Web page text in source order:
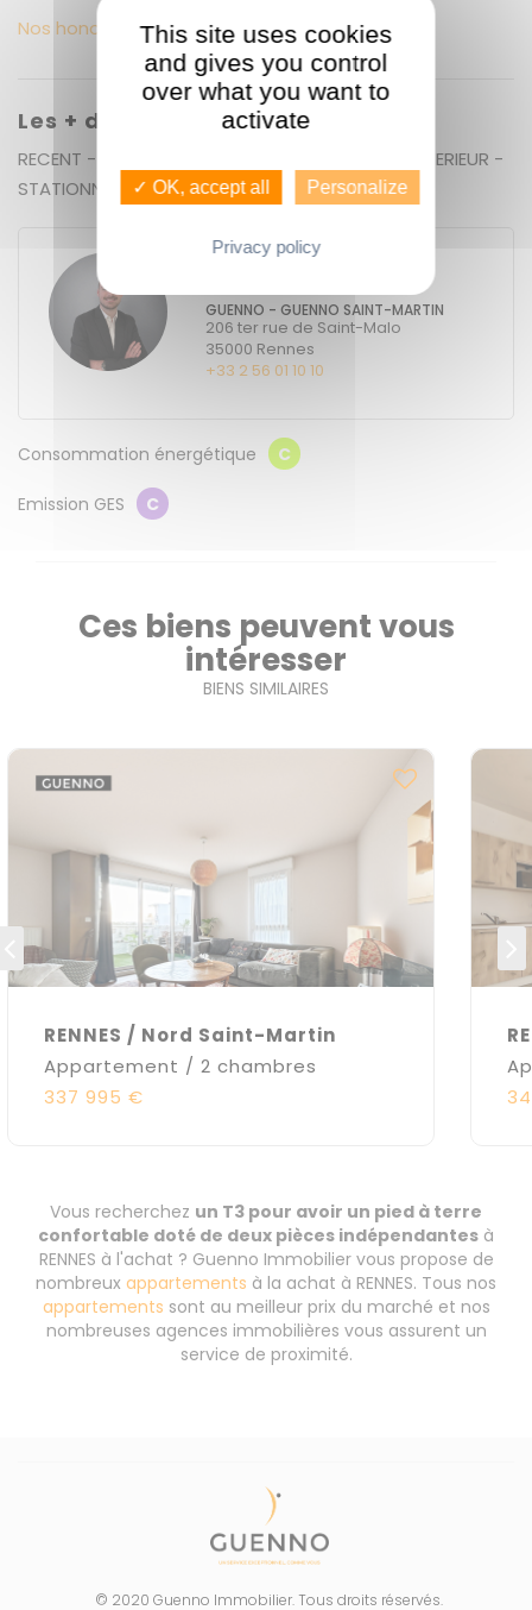
Nos honoraires
Les + du bien
RECENT - LUMINEUX - PROCHE TRANSPORTS - EXTERIEUR -
STATIONNEMENT - DPE
GUENNO - GUENNO SAINT-MARTIN
206 ter rue de Saint-Malo
35000 Rennes
+33 2 56 01 10 10
Consommation énergétique C
Emission GES C
Ces biens peuvent vous
intéresser
BIENS SIMILAIRES
RENNES / Nord Saint-Martin
Appartement / 2 chambres
337 995 €
Vous recherchez un T3 pour avoir un pied à terre
confortable doté de deux pièces indépendantes à
RENNES à l'achat ? Guenno Immobilier vous propose de
nombreux appartements à la achat à RENNES. Tous nos
appartements sont au meilleur prix du marché et nos
nombreuses agences immobilières vous assurent un
service de proximité.
© 2020 Guenno Immobilier. Tous droits réservés.
This site uses cookies
and gives you control
over what you want to
activate
✓ OK, accept all Personalize
Privacy policy